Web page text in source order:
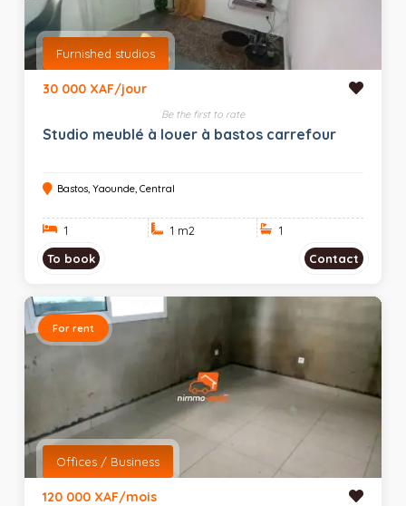
Furnished studios
30 000 XAF/jour
Be the first to rate
Studio meublé à louer à bastos carrefour
Bastos, Yaounde, Central
1 1 m2
1
To book
Contact
For rent
Offices / Business
120 000 XAF/mois